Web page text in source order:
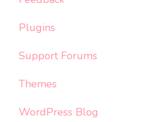
Plugins
Support Forums
Themes
WordPress Blog